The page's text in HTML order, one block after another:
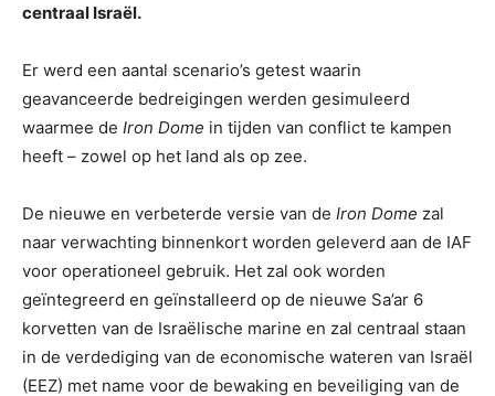
centraal Israël.
Er werd een aantal scenario’s getest waarin
geavanceerde bedreigingen werden gesimuleerd
waarmee de Iron Dome in tijden van conflict te kampen
heeft – zowel op het land als op zee.
De nieuwe en verbeterde versie van de Iron Dome zal
naar verwachting binnenkort worden geleverd aan de IAF
voor operationeel gebruik. Het zal ook worden
geïntegreerd en geïnstalleerd op de nieuwe Sa’ar 6
korvetten van de Israëlische marine en zal centraal staan
in de verdediging van de economische wateren van Israël
(EEZ) met name voor de bewaking en beveiliging van de